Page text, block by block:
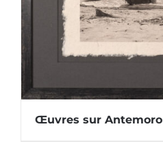
Œuvres sur Antemoro